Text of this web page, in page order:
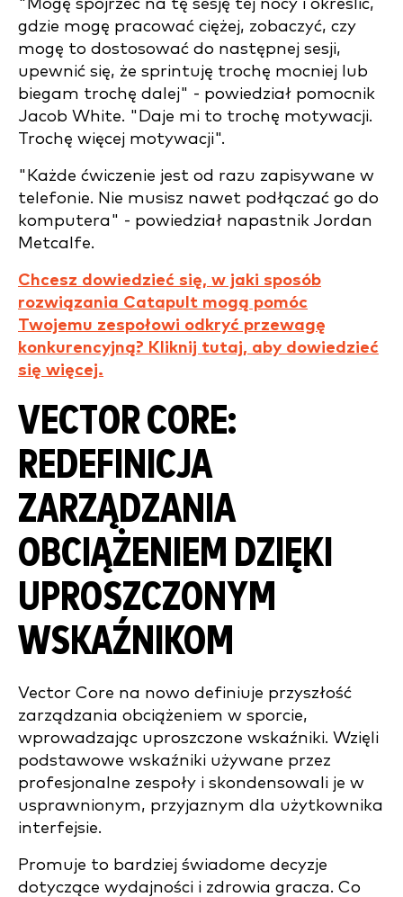
"Mogę spojrzeć na tę sesję tej nocy i określić,
gdzie mogę pracować ciężej, zobaczyć, czy
mogę to dostosować do następnej sesji,
upewnić się, że sprintuję trochę mocniej lub
biegam trochę dalej" - powiedział pomocnik
Jacob White. "Daje mi to trochę motywacji.
Trochę więcej motywacji".
"Każde ćwiczenie jest od razu zapisywane w
telefonie. Nie musisz nawet podłączać go do
komputera" - powiedział napastnik Jordan
Metcalfe.
Chcesz dowiedzieć się, w jaki sposób
rozwiązania Catapult mogą pomóc
Twojemu zespołowi odkryć przewagę
konkurencyjną? Kliknij tutaj, aby dowiedzieć
się więcej.
VECTOR CORE:
REDEFINICJA
ZARZĄDZANIA
OBCIĄŻENIEM DZIĘKI
UPROSZCZONYM
WSKAŹNIKOM
Vector Core na nowo definiuje przyszłość
zarządzania obciążeniem w sporcie,
wprowadzając uproszczone wskaźniki. Wzięli
podstawowe wskaźniki używane przez
profesjonalne zespoły i skondensowali je w
usprawnionym, przyjaznym dla użytkownika
interfejsie.
Promuje to bardziej świadome decyzje
dotyczące wydajności i zdrowia gracza. Co